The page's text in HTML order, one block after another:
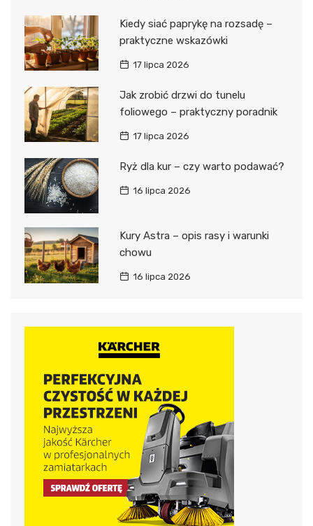
Kiedy siać paprykę na rozsadę –
praktyczne wskazówki
17 lipca 2026
Jak zrobić drzwi do tunelu
foliowego – praktyczny poradnik
17 lipca 2026
Ryż dla kur – czy warto podawać?
16 lipca 2026
Kury Astra – opis rasy i warunki
chowu
16 lipca 2026